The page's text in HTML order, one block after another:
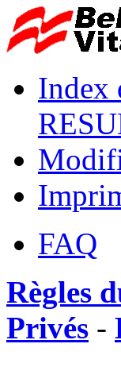
Index
FAQ
Règles
Privés -